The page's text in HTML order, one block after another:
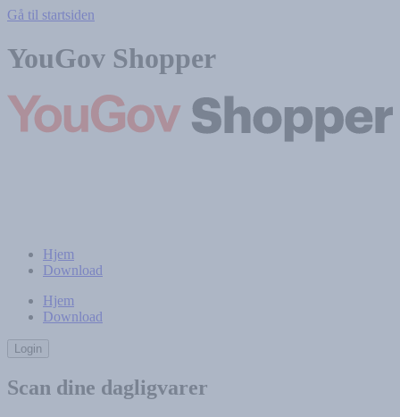
Gå til startsiden
YouGov Shopper
Hjem
Download
Hjem
Download
Login
Scan dine dagligvarer